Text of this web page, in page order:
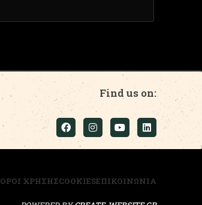
Find us on:
ΟΡΟΙ ΧΡΗΣΗΣCOOKIESΕΠΙΚΟΙΝΩΝΙΑ